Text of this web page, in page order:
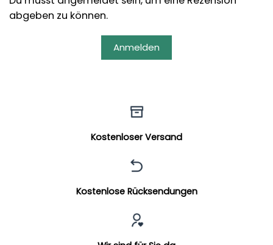
abgeben zu können.
Anmelden
Kostenloser Versand
Kostenlose Rücksendungen